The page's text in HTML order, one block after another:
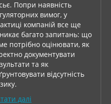
Попри наявність
вимог, у
компаній все ще
багато запитань: що
потрібно оцінювати, як
документувати
та як
відсутність
далі